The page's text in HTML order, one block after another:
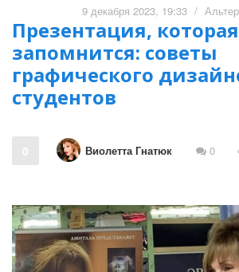
9 декабря 2023, 19:33 /
Презентация, которая
запомнится: советы
графического
студентов
0 Виолетта Гнатюк 0